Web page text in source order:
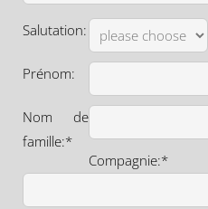
Salutation:
Prénom:
Nom de
famille:*
Compagnie:*